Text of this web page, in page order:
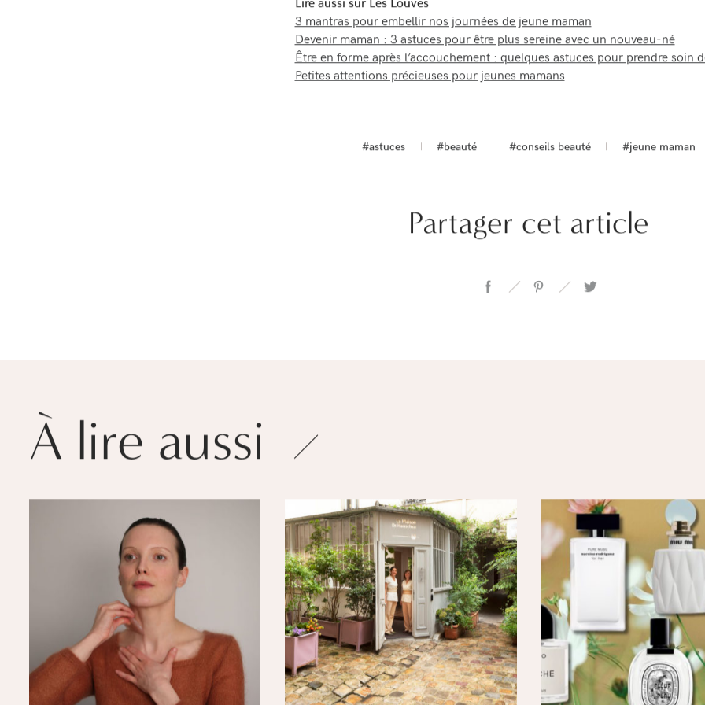
Lire aussi sur Les Louves
3 mantras pour embellir nos journées de jeune maman
Devenir maman : 3 astuces pour être plus sereine avec un nouveau-né
Être en forme après l’accouchement : quelques astuces pour prendre soin
Petites attentions précieuses pour jeunes mamans
#astuces #beauté #conseils beauté #jeune maman
Partager cet article
À lire aussi